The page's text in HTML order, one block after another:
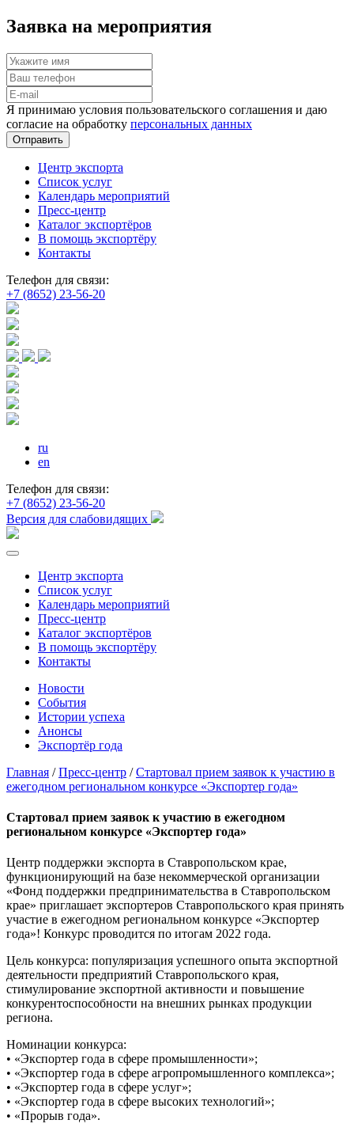
Заявка на мероприятия
Я принимаю условия пользовательского соглашения и даю
согласие на обработку персональных данных
Отправить
Центр экспорта
Список услуг
Календарь мероприятий
Пресс-центр
Каталог экспортёров
В помощь экспортёру
Контакты
Телефон для связи:
+7 (8652) 23-56-20
ru
en
Телефон для связи:
+7 (8652) 23-56-20
Версия для слабовидящих
Центр экспорта
Список услуг
Календарь мероприятий
Пресс-центр
Каталог экспортёров
В помощь экспортёру
Контакты
Новости
События
Истории успеха
Анонсы
Экспортёр года
Главная /Пресс-центр /Стартовал прием заявок к участию в
ежегодном региональном конкурсе «Экспортер года»
Стартовал прием заявок к участию в ежегодном
региональном конкурсе «Экспортер года»
Центр поддержки экспорта в Ставропольском крае,
функционирующий на базе некоммерческой организации
«Фонд поддержки предпринимательства в Ставропольском
крае» приглашает экспортеров Ставропольского края принять
участие в ежегодном региональном конкурсе «Экспортер
года»! Конкурс проводится по итогам 2022 года.
Цель конкурса: популяризация успешного опыта экспортной
деятельности предприятий Ставропольского края,
стимулирование экспортной активности и повышение
конкурентоспособности на внешних рынках продукции
региона.
Номинации конкурса:
• «Экспортер года в сфере промышленности»;
• «Экспортер года в сфере агропромышленного комплекса»;
• «Экспортер года в сфере услуг»;
• «Экспортер года в сфере высоких технологий»;
• «Прорыв года».